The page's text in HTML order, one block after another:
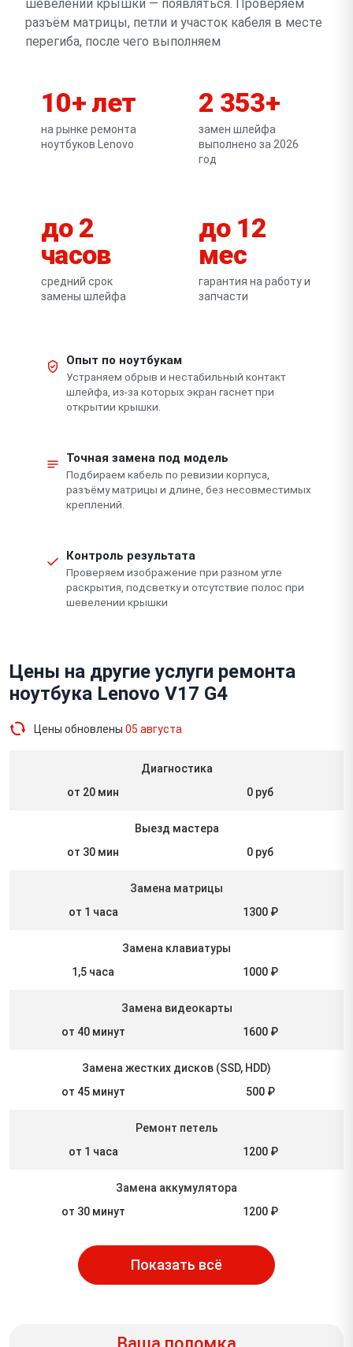
шевелении крышки — появляться. Проверяем
разъём матрицы, петли и участок кабеля в месте
перегиба, после чего выполняем
10+ лет
на рынке ремонта
ноутбуков Lenovo
2 353+
замен шлейфа
выполнено за 2026
год
до 2
часов
средний срок
замены шлейфа
до 12
мес
гарантия на работу и
запчасти
Опыт по ноутбукам
Устраняем обрыв и нестабильный контакт
шлейфа, из-за которых экран гаснет при
открытии крышки.
Точная замена под модель
Подбираем кабель по ревизии корпуса,
разъёму матрицы и длине, без несовместимых
креплений.
Контроль результата
Проверяем изображение при разном угле
раскрытия, подсветку и отсутствие полос при
шевелении крышки
Цены на другие услуги ремонта
ноутбука Lenovo V17 G4
Цены обновлены 05 августа
Диагностика
от 20 мин
0 руб
Выезд мастера
от 30 мин
0 руб
Замена матрицы
от 1 часа
1300 ₽
Замена клавиатуры
1,5 часа
1000 ₽
Замена видеокарты
от 40 минут
1600 ₽
Замена жестких дисков (SSD, HDD)
от 45 минут
500 ₽
Ремонт петель
от 1 часа
1200 ₽
Замена аккумулятора
от 30 минут
1200 ₽
Показать всё
Ваша поломка